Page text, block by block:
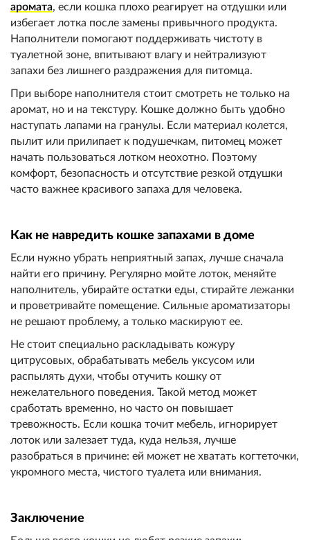
аромата, если кошка плохо реагирует на отдушки или
избегает лотка после замены привычного продукта.
Наполнители помогают поддерживать чистоту в
туалетной зоне, впитывают влагу и нейтрализуют
запахи без лишнего раздражения для питомца.
При выборе наполнителя стоит смотреть не только на
аромат, но и на текстуру. Кошке должно быть удобно
наступать лапами на гранулы. Если материал колется,
пылит или прилипает к подушечкам, питомец может
начать пользоваться лотком неохотно. Поэтому
комфорт, безопасность и отсутствие резкой отдушки
часто важнее красивого запаха для человека.
Как не навредить кошке запахами в доме
Если нужно убрать неприятный запах, лучше сначала
найти его причину. Регулярно мойте лоток, меняйте
наполнитель, убирайте остатки еды, стирайте лежанки
и проветривайте помещение. Сильные ароматизаторы
не решают проблему, а только маскируют ее.
Не стоит специально раскладывать кожуру
цитрусовых, обрабатывать мебель уксусом или
распылять духи, чтобы отучить кошку от
нежелательного поведения. Такой метод может
сработать временно, но часто он повышает
тревожность. Если кошка точит мебель, игнорирует
лоток или залезает туда, куда нельзя, лучше
разобраться в причине: ей может не хватать когтеточки,
укромного места, чистого туалета или внимания.
Заключение